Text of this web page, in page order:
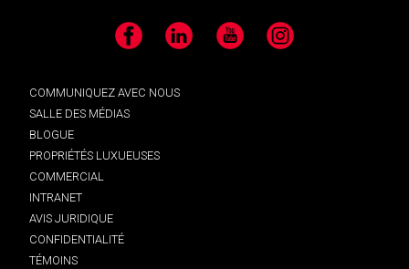
Facebook LinkedIn YouTube Instagram
COMMUNIQUEZ AVEC NOUS
SALLE DES MÉDIAS
BLOGUE
PROPRIÉTÉS LUXUEUSES
COMMERCIAL
INTRANET
AVIS JURIDIQUE
CONFIDENTIALITÉ
TÉMOINS